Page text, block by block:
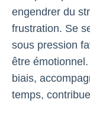
engendrer du
frustration. Se
sous pression
être
biais,
temps,